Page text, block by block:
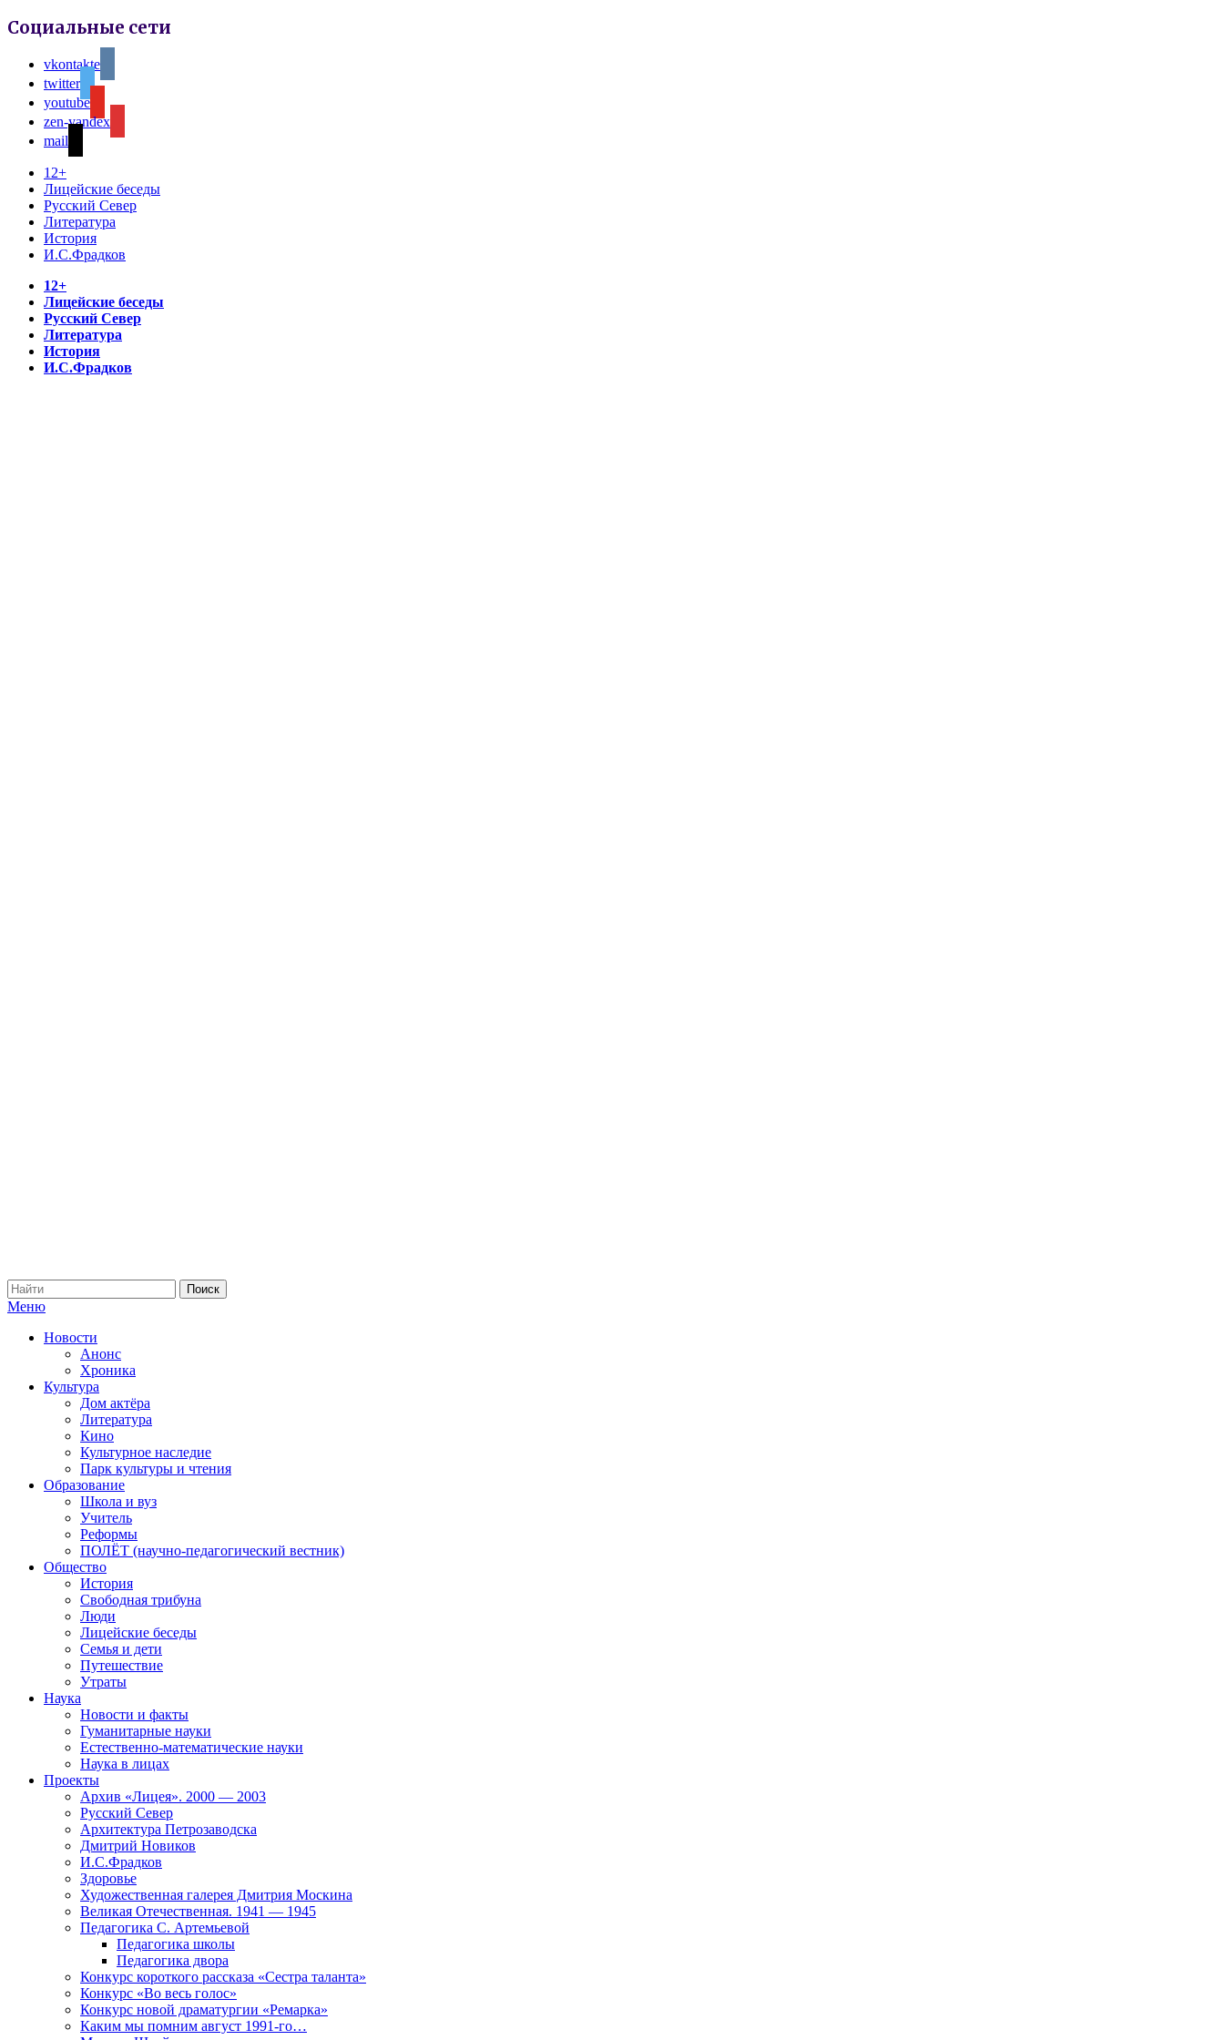
Социальные сети
vkontakte
twitter
youtube
zen-yandex
mail
12+
Лицейские беседы
Русский Север
Литература
История
И.С.Фрадков
12+
Лицейские беседы
Русский Север
Литература
История
И.С.Фрадков
Меню
Новости
Анонс
Хроника
Культура
Дом актёра
Литература
Кино
Культурное наследие
Парк культуры и чтения
Образование
Школа и вуз
Учитель
Реформы
ПОЛЁТ (научно-педагогический вестник)
Общество
История
Свободная трибуна
Люди
Лицейские беседы
Семья и дети
Путешествие
Утраты
Наука
Новости и факты
Гуманитарные науки
Естественно-математические науки
Наука в лицах
Проекты
Архив «Лицея». 2000 — 2003
Русский Север
Архитектура Петрозаводска
Дмитрий Новиков
И.С.Фрадков
Здоровье
Художественная галерея Дмитрия Москина
Великая Отечественная. 1941 — 1945
Педагогика С. Артемьевой
Педагогика школы
Педагогика двора
Конкурс короткого рассказа «Сестра таланта»
Конкурс «Во весь голос»
Конкурс новой драматургии «Ремарка»
Каким мы помним август 1991-го…